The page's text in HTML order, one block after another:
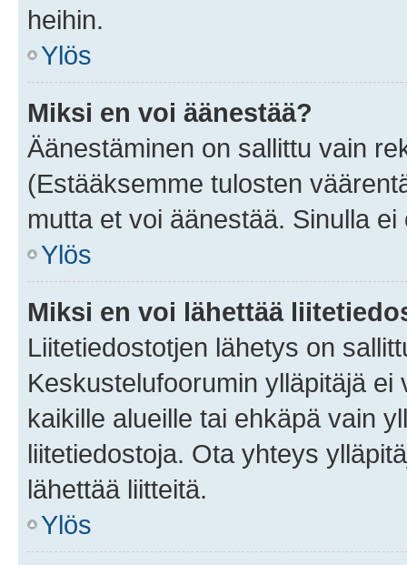
heihin.
Ylös
Miksi en voi äänestää?
Äänestäminen on sallittu vain
(Estääksemme tulosten
mutta et voi äänestää. Sinulla
Ylös
Miksi en voi lähettää
Liitetiedostotjen lähetys on
Keskustelufoorumin ylläpitäjä
kaikille alueille tai ehkäpä vain
liitetiedostoja. Ota yhteys
lähettää liitteitä.
Ylös